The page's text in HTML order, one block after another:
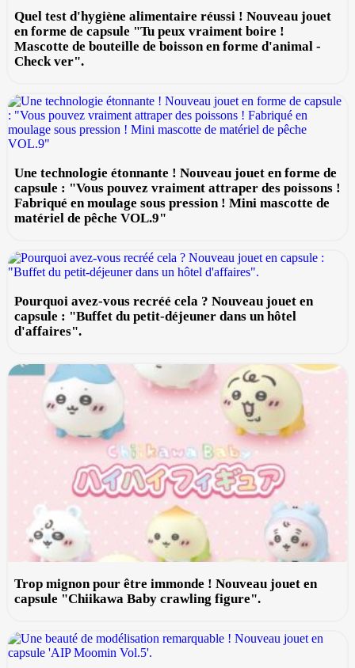
Quel test d'hygiène alimentaire réussi ! Nouveau jouet
en forme de capsule "Tu peux vraiment boire !
Mascotte de bouteille de boisson en forme d'animal -
Check ver".
Une technologie étonnante ! Nouveau jouet en forme de
capsule : "Vous pouvez vraiment attraper des poissons !
Fabriqué en moulage sous pression ! Mini mascotte de
matériel de pêche VOL.9"
Pourquoi avez-vous recréé cela ? Nouveau jouet en
capsule : "Buffet du petit-déjeuner dans un hôtel
d'affaires".
Trop mignon pour être immonde ! Nouveau jouet en
capsule "Chiikawa Baby crawling figure".